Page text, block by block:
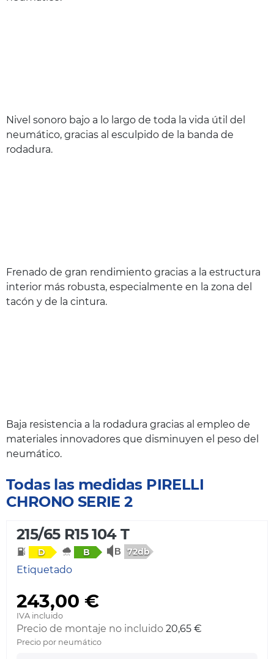
Nivel sonoro bajo a lo largo de toda la vida útil del
neumático, gracias al esculpido de la banda de
rodadura.
Frenado de gran rendimiento gracias a la estructura
interior más robusta, especialmente en la zona del
tacón y de la cintura.
Baja resistencia a la rodadura gracias al empleo de
materiales innovadores que disminuyen el peso del
neumático.
Todas las medidas PIRELLI
CHRONO SERIE 2
215/65 R15 104 T
D B 72db
Etiquetado
243,00 €
IVA incluido
Precio de montaje no incluido 20,65 €
Precio por neumático